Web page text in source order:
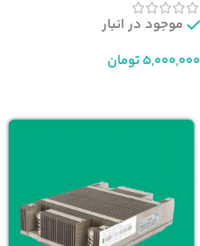
موجود در انبار
5,000,000تومان